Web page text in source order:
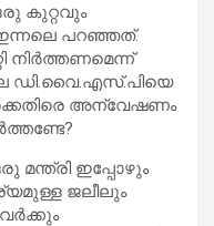
കുറ്റവും
ഇന്നലെ പറഞ്ഞത്.
നിര്‍ത്തണമെന്ന്
ഡി.വൈ.എസ്.പിയെ
അന്വേഷണം
ഇപ്പോഴും
ജലീലും